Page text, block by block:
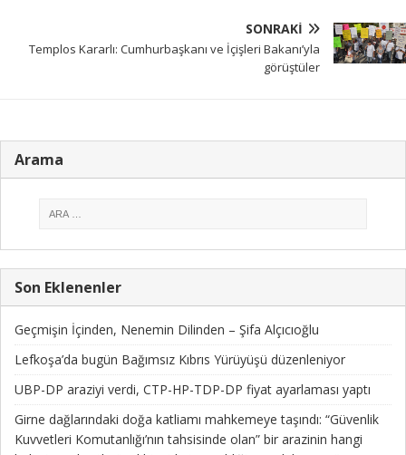
SONRAKI
Templos Kararlı: Cumhurbaşkanı ve İçişleri Bakanı’yla
görüştüler
Arama
Son Eklenenler
Geçmişin İçinden, Nenemin Dilinden – Şifa Alçıcıoğlu
Lefkoşa’da bugün Bağımsız Kıbrıs Yürüyüşü düzenleniyor
UBP-DP araziyi verdi, CTP-HP-TDP-DP fiyat ayarlaması yaptı
Girne dağlarındaki doğa katliamı mahkemeye taşındı: “Güvenlik
Kuvvetleri Komutanlığı’nın tahsisinde olan” bir arazinin hangi